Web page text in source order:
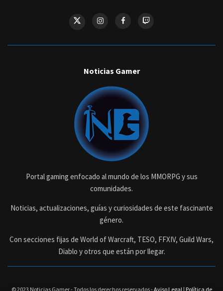
Noticias Gamer
Portal gaming enfocado al mundo de los MMORPG y sus
comunidades.
Noticias, actualizaciones, guías y curiosidades de este fascinante
género.
Con secciones fijas de World of Warcraft, TESO, FFXIV, Guild Wars,
Diablo y otros que están por llegar.
© 2023 Noticias Gamer - Todos los derechos reservados -Aviso Legal | Política de